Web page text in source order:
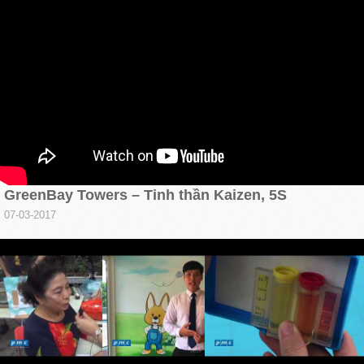
GreenBay Towers – Tinh thần Kaizen, 5S
07-03-2017